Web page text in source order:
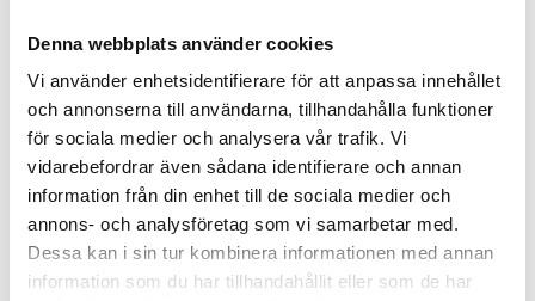
Denna webbplats använder cookies
Vi använder enhetsidentifierare för att anpassa innehållet
och annonserna till användarna, tillhandahålla funktioner
för sociala medier och analysera vår trafik. Vi
vidarebefordrar även sådana identifierare och annan
information från din enhet till de sociala medier och
annons- och analysföretag som vi samarbetar med.
Dessa kan i sin tur kombinera informationen med annan
information som du har tillhandahållit eller som de har
27W
ARTNR:LL27
381,25kr135kr
Inkl. moms
Lägg i varukorg
DT kontakt
ARTNR:RLDT1
360kr
Inkl. moms